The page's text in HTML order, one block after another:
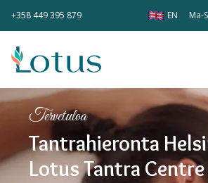
+358 449 395 879 EN Ma-
Tervetuloa
Tantrahieronta
Lotus Tantra Centre